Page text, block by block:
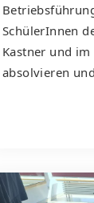
SchülerInnen
Kastner und
absolvieren